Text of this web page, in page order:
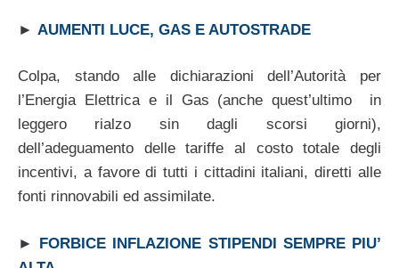
► AUMENTI LUCE, GAS E AUTOSTRADE
Colpa, stando alle dichiarazioni dell’Autorità per
l’Energia Elettrica e il Gas (anche quest’ultimo in
leggero rialzo sin dagli scorsi giorni),
dell’adeguamento delle tariffe al costo totale degli
incentivi, a favore di tutti i cittadini italiani, diretti alle
fonti rinnovabili ed assimilate.
► FORBICE INFLAZIONE STIPENDI SEMPRE PIU’